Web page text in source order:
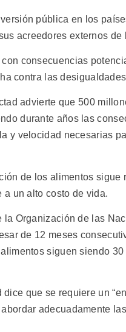
pública en los
acreedores externos
consecuencias
contra las
advierte que 500
durante años las
y velocidad necesarias
de los alimentos
un alto costo de vida.
Organización de las
de 12 meses
siguen siendo
que se requiere un
adecuadamente